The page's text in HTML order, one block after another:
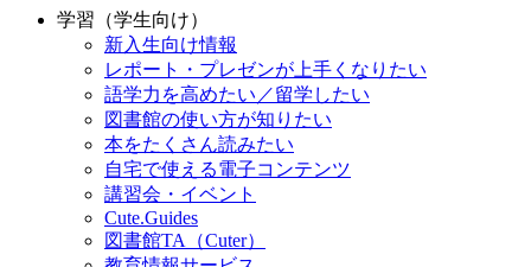
学習（学生向け）
新入生向け情報
レポート・プレゼンが上手くなりたい
語学力を高めたい／留学したい
図書館の使い方が知りたい
本をたくさん読みたい
自宅で使える電子コンテンツ
講習会・イベント
Cute.Guides
図書館TA（Cuter）